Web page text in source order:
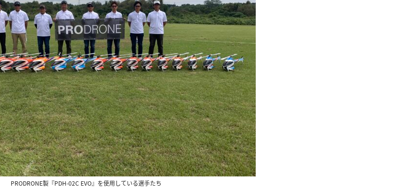
PRODRONE製『PDH-02C EVO』を使用している選手たち